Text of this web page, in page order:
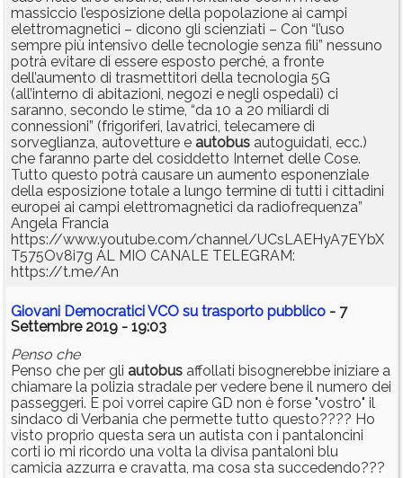
massiccio l’esposizione della popolazione ai campi
elettromagnetici – dicono gli scienziati – Con “l’uso
sempre più intensivo delle tecnologie senza fili” nessuno
potrà evitare di essere esposto perché, a fronte
dell’aumento di trasmettitori della tecnologia 5G
(all’interno di abitazioni, negozi e negli ospedali) ci
saranno, secondo le stime, “da 10 a 20 miliardi di
connessioni” (frigoriferi, lavatrici, telecamere di
sorveglianza, autovetture e autobus autoguidati, ecc.)
che faranno parte del cosiddetto Internet delle Cose.
Tutto questo potrà causare un aumento esponenziale
della esposizione totale a lungo termine di tutti i cittadini
europei ai campi elettromagnetici da radiofrequenza”
Angela Francia
https://www.youtube.com/channel/UCsLAEHyA7EYbX
T575Ov8i7g AL MIO CANALE TELEGRAM:
https://t.me/An
Giovani Democratici VCO su trasporto pubblico - 7
Settembre 2019 - 19:03
Penso che
Penso che per gli autobus affollati bisognerebbe iniziare a
chiamare la polizia stradale per vedere bene il numero dei
passeggeri. E poi vorrei capire GD non è forse "vostro" il
sindaco di Verbania che permette tutto questo???? Ho
visto proprio questa sera un autista con i pantaloncini
corti io mi ricordo una volta la divisa pantaloni blu
camicia azzurra e cravatta, ma cosa sta succedendo???